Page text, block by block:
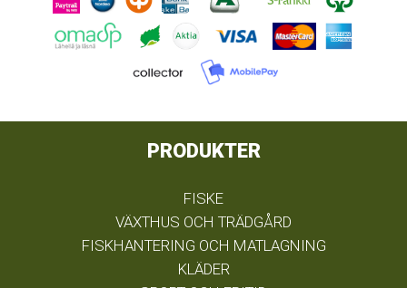
PRODUKTER
FISKE
VÄXTHUS OCH TRÄDGÅRD
FISKHANTERING OCH MATLAGNING
KLÄDER